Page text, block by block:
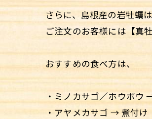
さらに、島根産の岩牡蠣
ご注文のお客様には【真
おすすめの食べ方は、
・ミノカサゴ／ホウボウ
・アヤメカサゴ → 煮付け